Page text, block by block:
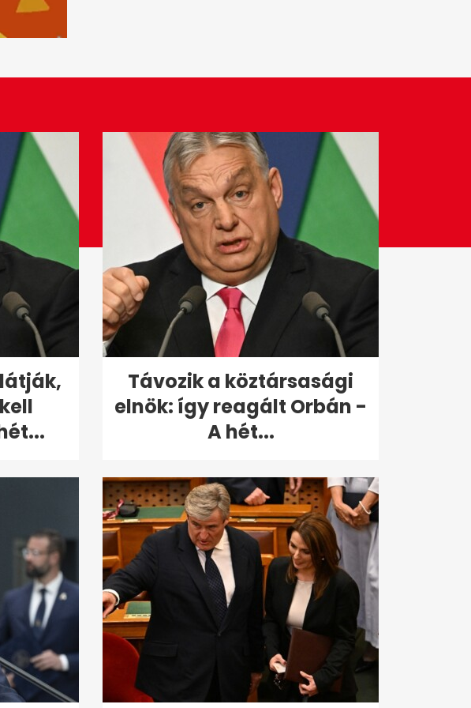
Távozik a köztársasági
elnök: így reagált Orbán -
A hét...